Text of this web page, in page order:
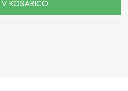
V KOŠARICO